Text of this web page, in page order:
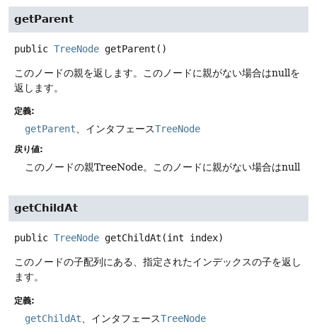
getParent
public TreeNode getParent ()
このノードの親を返します。このノードに親がない場合はnullを
返します。
定義:
getParent、インタフェースTreeNode
戻り値:
このノードの親TreeNode。このノードに親がない場合はnull
getChildAt
public TreeNode getChildAt (int index)
このノードの子配列にある、指定されたインデックスの子を返し
ます。
定義:
getChildAt 、インタフェースTreeNode